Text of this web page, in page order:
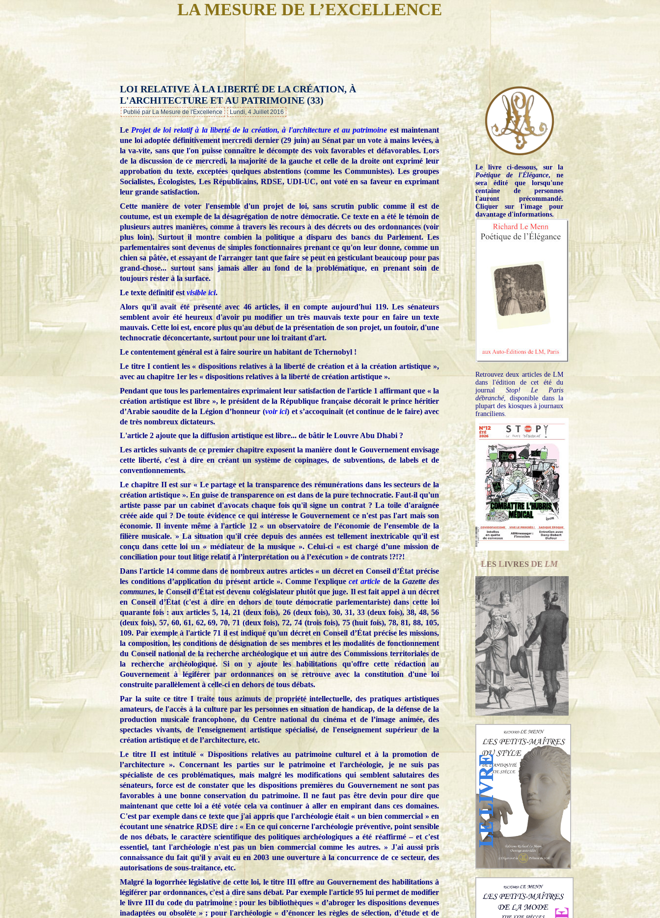
LA MESURE DE L’EXCELLENCE
…
LOI RELATIVE À LA LIBERTÉ DE LA CRÉATION, À
L'ARCHITECTURE ET AU PATRIMOINE (33)
Publié par La Mesure de l'Excellence Lundi, 4 Juillet 2016
Le Projet de loi relatif à la liberté de la création, à l'architecture et au patrimoine est maintenant
une loi adoptée définitivement mercredi dernier (29 juin) au Sénat par un vote à mains levées, à
la va-vite, sans que l'on puisse connaître le décompte des voix favorables et défavorables. Lors
de la discussion de ce mercredi, la majorité de la gauche et celle de la droite ont exprimé leur
approbation du texte, exceptées quelques abstentions (comme les Communistes). Les groupes
Socialistes, Écologistes, Les Républicains, RDSE, UDI-UC, ont voté en sa faveur en exprimant
leur grande satisfaction.
Cette manière de voter l'ensemble d'un projet de loi, sans scrutin public comme il est de
coutume, est un exemple de la désagrégation de notre démocratie. Ce texte en a été le témoin de
plusieurs autres manières, comme à travers les recours à des décrets ou des ordonnances (voir
plus loin). Surtout il montre combien la politique a disparu des bancs du Parlement. Les
parlementaires sont devenus de simples fonctionnaires prenant ce qu'on leur donne, comme un
chien sa pâtée, et essayant de l'arranger tant que faire se peut en gesticulant beaucoup pour pas
grand-chose... surtout sans jamais aller au fond de la problématique, en prenant soin de
toujours rester à la surface.
Le texte définitif est visible ici.
Alors qu'il avait été présenté avec 46 articles, il en compte aujourd'hui 119. Les sénateurs
semblent avoir été heureux d'avoir pu modifier un très mauvais texte pour en faire un texte
mauvais. Cette loi est, encore plus qu'au début de la présentation de son projet, un foutoir, d'une
technocratie déconcertante, surtout pour une loi traitant d'art.
Le contentement général est à faire sourire un habitant de Tchernobyl !
Le titre I contient les « dispositions relatives à la liberté de création et à la création artistique »,
avec au chapitre 1er les « dispositions relatives à la liberté de création artistique ».
Pendant que tous les parlementaires exprimaient leur satisfaction de l'article 1 affirmant que « la
création artistique est libre », le président de la République française décorait le prince héritier
d’Arabie saoudite de la Légion d’honneur (voir ici) et s’accoquinait (et continue de le faire) avec
de très nombreux dictateurs.
L'article 2 ajoute que la diffusion artistique est libre... de bâtir le Louvre Abu Dhabi ?
Les articles suivants de ce premier chapitre exposent la manière dont le Gouvernement envisage
cette liberté, c'est à dire en créant un système de copinages, de subventions, de labels et de
conventionnements.
Le chapitre II est sur « Le partage et la transparence des rémunérations dans les secteurs de la
création artistique ». En guise de transparence on est dans de la pure technocratie. Faut-il qu'un
artiste passe par un cabinet d'avocats chaque fois qu'il signe un contrat ? La toile d'araignée
créée aide qui ? De toute évidence ce qui intéresse le Gouvernement ce n'est pas l'art mais son
économie. Il invente même à l'article 12 « un observatoire de l’économie de l’ensemble de la
filière musicale. » La situation qu'il crée depuis des années est tellement inextricable qu'il est
conçu dans cette loi un « médiateur de la musique ». Celui-ci « est chargé d’une mission de
conciliation pour tout litige relatif à l’interprétation ou à l’exécution » de contrats !?!?!
Dans l'article 14 comme dans de nombreux autres articles « un décret en Conseil d’État précise
les conditions d’application du présent article ». Comme l'expliquecet article de laGazette des
communes, le Conseil d’État est devenu colégislateur plutôt que juge. Il est fait appel à un décret
en Conseil d’État (c'est à dire en dehors de toute démocratie parlementariste) dans cette loi
quarante fois : aux articles 5, 14, 21 (deux fois), 26 (deux fois), 30, 31, 33 (deux fois), 38, 48, 56
(deux fois), 57, 60, 61, 62, 69, 70, 71 (deux fois), 72, 74 (trois fois), 75 (huit fois), 78, 81, 88, 105,
109. Par exemple à l'article 71 il est indiqué qu'un décret en Conseil d’État précise les missions,
la composition, les conditions de désignation de ses membres et les modalités de fonctionnement
du Conseil national de la recherche archéologique et un autre des Commissions territoriales de
la recherche archéologique. Si on y ajoute les habilitations qu'offre cette rédaction au
Gouvernement à légiférer par ordonnances on se retrouve avec la constitution d'une loi
construite parallèlement à celle-ci en dehors de tous débats.
Par la suite ce titre I traite tous azimuts de propriété intellectuelle, des pratiques artistiques
amateurs, de l'accès à la culture par les personnes en situation de handicap, de la défense de la
production musicale francophone, du Centre national du cinéma et de l’image animée, des
spectacles vivants, de l'enseignement artistique spécialisé, de l'enseignement supérieur de la
création artistique et de l’architecture, etc.
Le titre II est intitulé « Dispositions relatives au patrimoine culturel et à la promotion de
l’architecture ». Concernant les parties sur le patrimoine et l'archéologie, je ne suis pas
spécialiste de ces problématiques, mais malgré les modifications qui semblent salutaires des
sénateurs, force est de constater que les dispositions premières du Gouvernement ne sont pas
favorables à une bonne conservation du patrimoine. Il ne faut pas être devin pour dire que
maintenant que cette loi a été votée cela va continuer à aller en empirant dans ces domaines.
C'est par exemple dans ce texte que j'ai appris que l'archéologie était « un bien commercial » en
écoutant une sénatrice RDSE dire : « En ce qui concerne l'archéologie préventive, point sensible
de nos débats, le caractère scientifique des politiques archéologiques a été réaffirmé – et c'est
essentiel, tant l'archéologie n'est pas un bien commercial comme les autres. » J'ai aussi pris
connaissance du fait qu'il y avait eu en 2003 une ouverture à la concurrence de ce secteur, des
autorisations de sous-traitance, etc.
Malgré la logorrhée législative de cette loi, le titre III offre au Gouvernement des habilitations à
légiférer par ordonnances, c'est à dire sans débat. Par exemple l'article 95 lui permet de modifier
le livre III du code du patrimoine : pour les bibliothèques « d’abroger les dispositions devenues
inadaptées ou obsolète » ; pour l'archéologie « d’énoncer les règles de sélection, d’étude et de
Le livre ci-dessous, sur la
Poétique de l'Élégance, ne
sera édité que lorsqu'une
centaine de personnes
l'auront précommandé.
Cliquer sur l'image pour
davantage d'informations.
Retrouvez deux articles de LM
dans l'édition de cet été du
journal Stop! Le Paris
débranché, disponible dans la
plupart des kiosques à journaux
franciliens.
LES LIVRESDE LM